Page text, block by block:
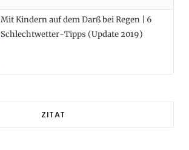
Mit Kindern auf dem Darß bei Regen | 6
Schlechtwetter-Tipps (Update 2019)
ZITAT